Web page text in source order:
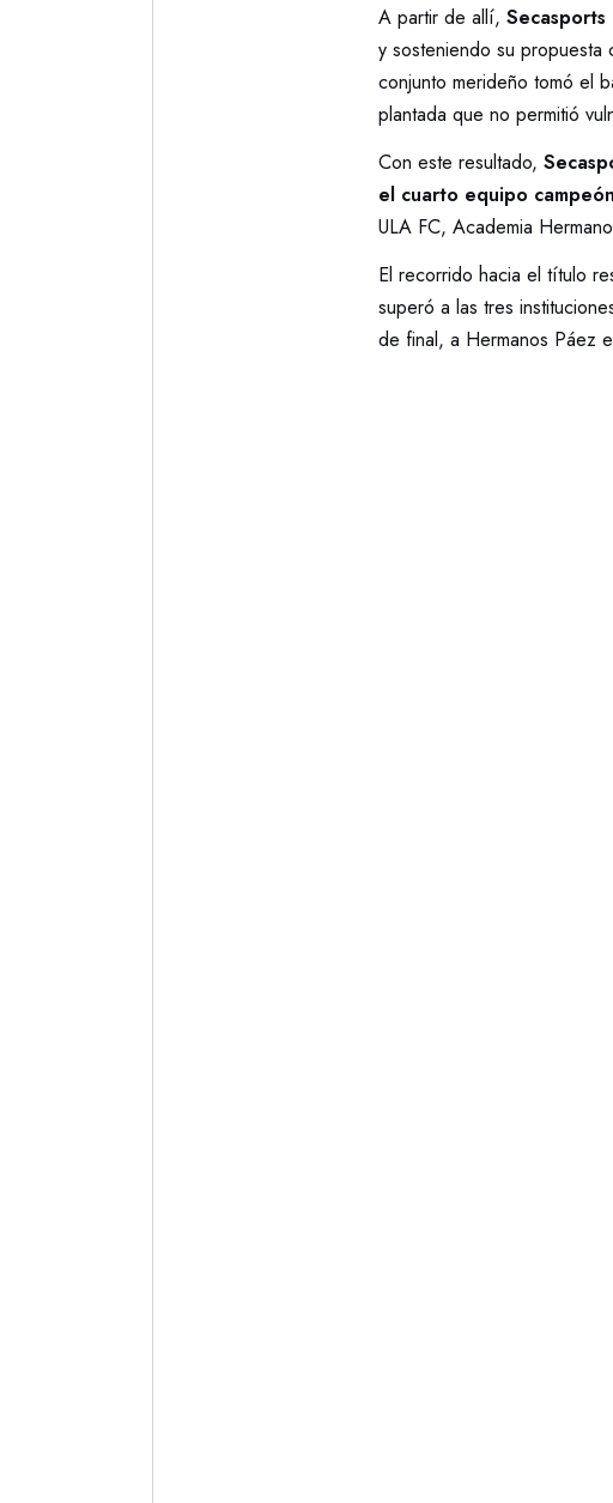
A partir de allí,
y sosteniendo su propuesta
conjunto merideño tomó el
plantada que no permitió
Con este resultado,
el cuarto equipo
ULA FC, Academia
El recorrido hacia el título
superó a las tres
de final, a Hermanos Páez